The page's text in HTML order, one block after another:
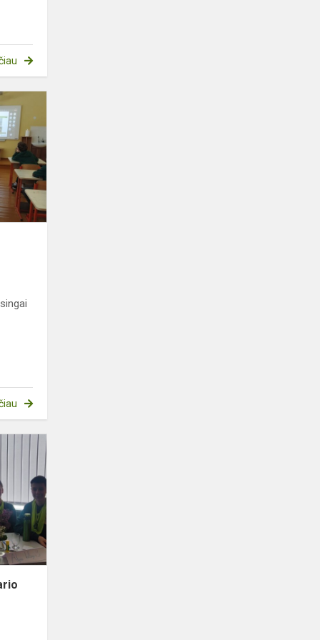
Gamtos
viktorina
„Pavasario
saulei
nušvitus
meiliai...“